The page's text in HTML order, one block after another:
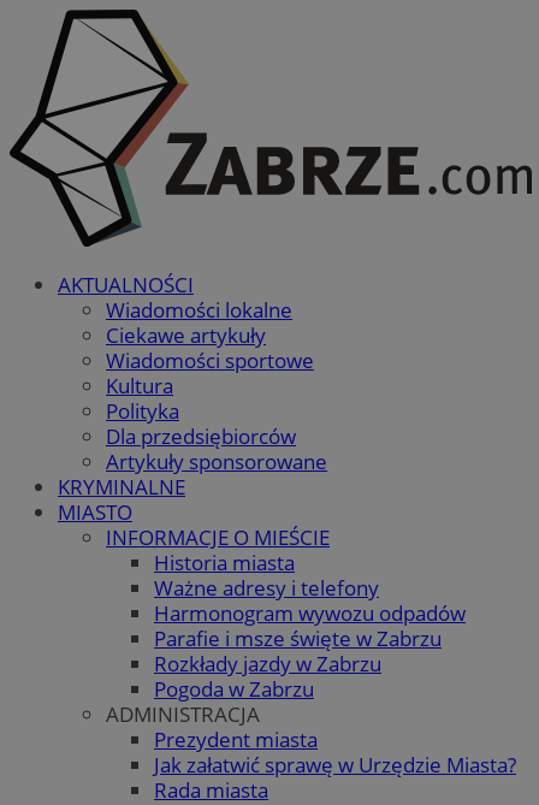
AKTUALNOŚCI
Wiadomości lokalne
Ciekawe artykuły
Wiadomości sportowe
Kultura
Polityka
Dla przedsiębiorców
Artykuły sponsorowane
KRYMINALNE
MIASTO
INFORMACJE O MIEŚCIE
Historia miasta
Ważne adresy i telefony
Harmonogram wywozu odpadów
Parafie i msze święte w Zabrzu
Rozkłady jazdy w Zabrzu
Pogoda w Zabrzu
ADMINISTRACJA
Prezydent miasta
Jak załatwić sprawę w Urzędzie Miasta?
Rada miasta